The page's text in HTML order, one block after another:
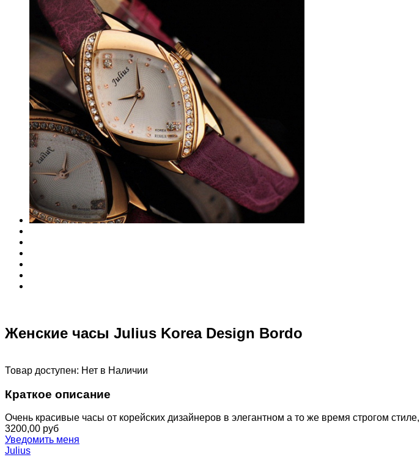
Женские часы Julius Korea Design Bordo
Товар доступен: Нет в Наличии
Краткое описание
Очень красивые часы от корейских дизайнеров в элегантном а то же время строгом
3200,00 руб
Уведомить меня
Julius